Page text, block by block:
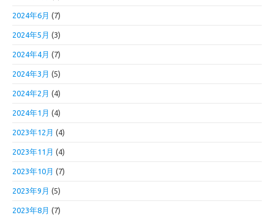
2024年6月 (7)
2024年5月 (3)
2024年4月 (7)
2024年3月 (5)
2024年2月 (4)
2024年1月 (4)
2023年12月 (4)
2023年11月 (4)
2023年10月 (7)
2023年9月 (5)
2023年8月 (7)